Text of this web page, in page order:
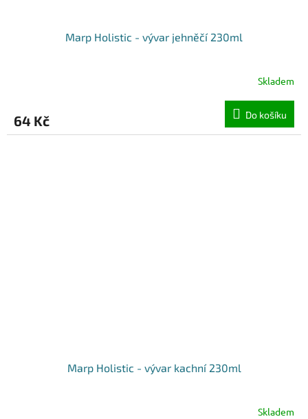
Marp Holistic - vývar jehněčí 230ml
Skladem
64 Kč Do košíku
Marp Holistic - vývar kachní 230ml
Skladem